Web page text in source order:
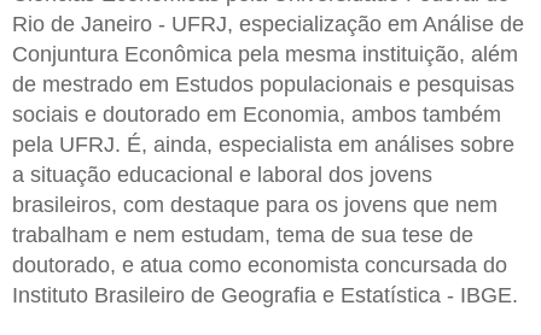
Rio de Janeiro - UFRJ, especialização em Análise de
Conjuntura Econômica pela mesma instituição, além
de mestrado em Estudos populacionais e pesquisas
sociais e doutorado em Economia, ambos também
pela UFRJ. É, ainda, especialista em análises sobre
a situação educacional e laboral dos jovens
brasileiros, com destaque para os jovens que nem
trabalham e nem estudam, tema de sua tese de
doutorado, e atua como economista concursada do
Instituto Brasileiro de Geografia e Estatística - IBGE.